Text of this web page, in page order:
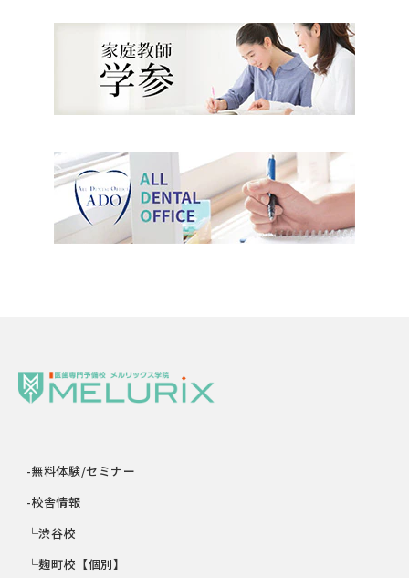
-無料体験/セミナー
-校舎情報
└渋谷校
└麹町校【個別】